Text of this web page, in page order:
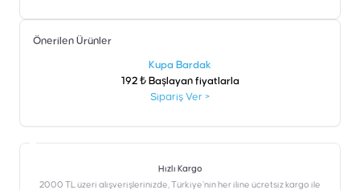
Önerilen Ürünler
Kupa Bardak
192 ₺ Başlayan fiyatlarla
Sipariş Ver >
Hızlı Kargo
2000 TL üzeri alışverişlerinizde, Türkiye’nin her iline ücretsiz kargo ile